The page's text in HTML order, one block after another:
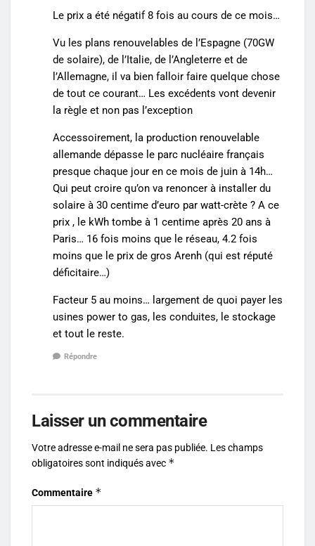
Le prix a été négatif 8 fois au cours de ce mois…
Vu les plans renouvelables de l’Espagne (70GW
de solaire), de l’Italie, de l’Angleterre et de
l’Allemagne, il va bien falloir faire quelque chose
de tout ce courant… Les excédents vont devenir
la règle et non pas l’exception
Accessoirement, la production renouvelable
allemande dépasse le parc nucléaire français
presque chaque jour en ce mois de juin à 14h…
Qui peut croire qu’on va renoncer à installer du
solaire à 30 centime d’euro par watt-crète ? A ce
prix , le kWh tombe à 1 centime après 20 ans à
Paris… 16 fois moins que le réseau, 4.2 fois
moins que le prix de gros Arenh (qui est réputé
déficitaire…)
Facteur 5 au moins… largement de quoi payer les
usines power to gas, les conduites, le stockage
et tout le reste.
Répondre
Laisser un commentaire
Votre adresse e-mail ne sera pas publiée. Les champs
obligatoires sont indiqués avec *
Commentaire *